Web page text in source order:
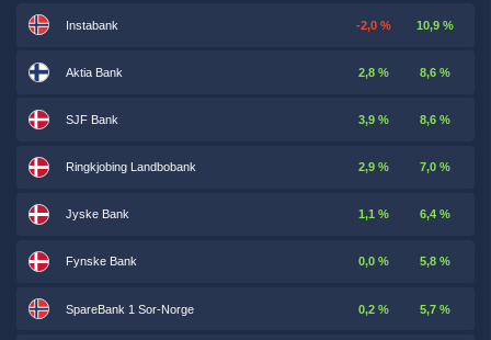
Instabank -2,0 % 10,9 %
Aktia Bank 2,8 % 8,6 %
SJF Bank 3,9 % 8,6 %
Ringkjobing Landbobank 2,9 % 7,0 %
Jyske Bank 1,1 % 6,4 %
Fynske Bank 0,0 % 5,8 %
SpareBank 1 Sor-Norge 0,2 % 5,7 %